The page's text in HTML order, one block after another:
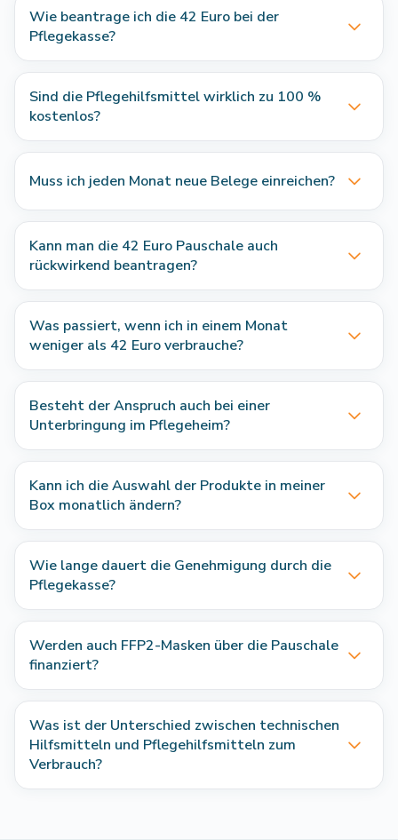
Wie beantrage ich die 42 Euro bei der
Pflegekasse?
Sind die Pflegehilfsmittel wirklich zu 100 %
kostenlos?
Muss ich jeden Monat neue Belege einreichen?
Kann man die 42 Euro Pauschale auch
rückwirkend beantragen?
Was passiert, wenn ich in einem Monat
weniger als 42 Euro verbrauche?
Besteht der Anspruch auch bei einer
Unterbringung im Pflegeheim?
Kann ich die Auswahl der Produkte in meiner
Box monatlich ändern?
Wie lange dauert die Genehmigung durch die
Pflegekasse?
Werden auch FFP2-Masken über die Pauschale
finanziert?
Was ist der Unterschied zwischen technischen
Hilfsmitteln und Pflegehilfsmitteln zum
Verbrauch?